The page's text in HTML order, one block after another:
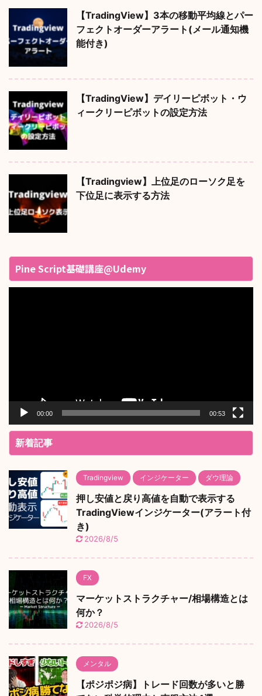
【TradingView】3本の移動平均線とパー
フェクトオーダーアラート(メール通知機
能付き)
【TradingView】デイリーピボット・ウ
ィークリーピボットの設定方法
【Tradingview】上位足のローソク足を
下位足に表示する方法
Pine Script基礎講座@Udemy
00:00 00:53
新着記事
Tradingview インジケーター ダウ理論
押し安値と戻り高値を自動で表示する
TradingViewインジケーター(アラート付
き)
2026/8/5
FX
マーケットストラクチャー/相場構造とは
何か？
2026/8/5
メンタル
【ポジポジ病】トレード回数が多いと勝